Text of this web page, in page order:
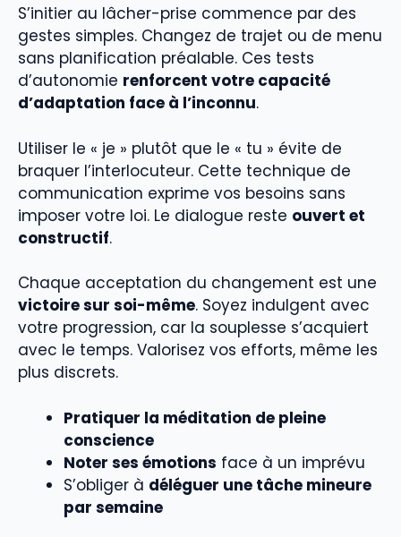
S’initier au lâcher-prise commence par des
gestes simples. Changez de trajet ou de menu
sans planification préalable. Ces tests
d’autonomie renforcent votre capacité
d’adaptation face à l’inconnu.
Utiliser le « je » plutôt que le « tu » évite de
braquer l’interlocuteur. Cette technique de
communication exprime vos besoins sans
imposer votre loi. Le dialogue reste ouvert et
constructif.
Chaque acceptation du changement est une
victoire sur soi-même. Soyez indulgent avec
votre progression, car la souplesse s’acquiert
avec le temps. Valorisez vos efforts, même les
plus discrets.
Pratiquer la méditation de pleine
conscience
Noter ses émotions face à un imprévu
S’obliger à déléguer une tâche mineure
par semaine